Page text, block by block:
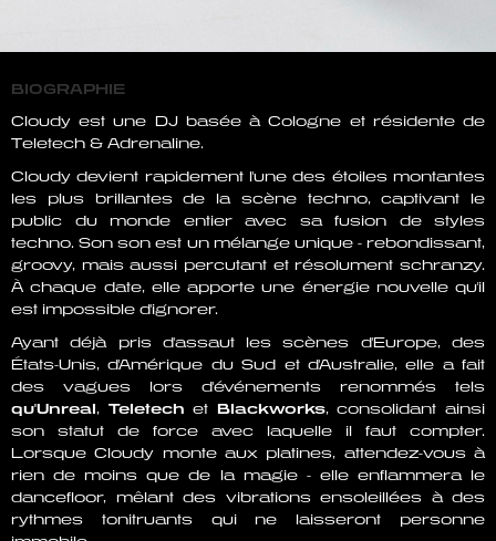
BIOGRAPHIE
Cloudy est une DJ basée à Cologne et résidente de
Teletech & Adrenaline.
Cloudy devient rapidement l'une des étoiles montantes
les plus brillantes de la scène techno, captivant le
public du monde entier avec sa fusion de styles
techno. Son son est un mélange unique - rebondissant,
groovy, mais aussi percutant et résolument schranzy.
À chaque date, elle apporte une énergie nouvelle qu'il
est impossible d'ignorer.
Ayant déjà pris d'assaut les scènes d'Europe, des
États-Unis, d'Amérique du Sud et d'Australie, elle a fait
des vagues lors d'événements renommés tels
qu'Unreal, Teletech et Blackworks, consolidant ainsi
son statut de force avec laquelle il faut compter.
Lorsque Cloudy monte aux platines, attendez-vous à
rien de moins que de la magie - elle enflammera le
dancefloor, mêlant des vibrations ensoleillées à des
rythmes tonitruants qui ne laisseront personne